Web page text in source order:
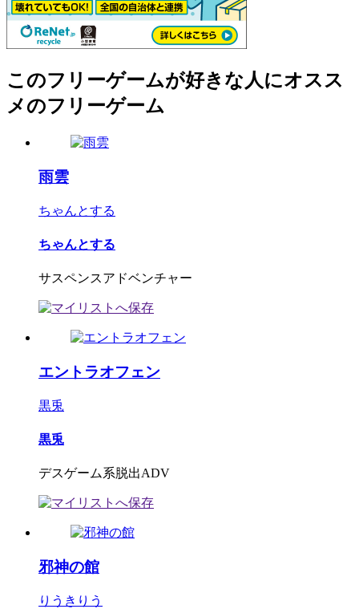
このフリーゲームが好きな人にオスス
メのフリーゲーム
雨雲
ちゃんとする
ちゃんとする
サスペンスアドベンチャー
エントラオフェン
黒兎
黒兎
デスゲーム系脱出ADV
邪神の館
りうきりう